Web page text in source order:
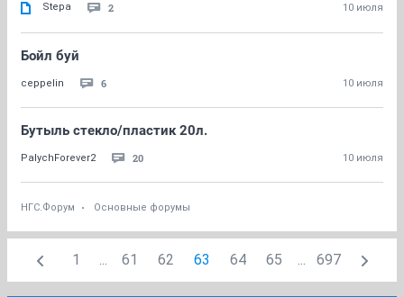
Stepa 2 10 июля
Бойл буй
ceppelin 6 10 июля
Бутыль стекло/пластик 20л.
PalychForever2 20 10 июля
НГС.Форум Основные форумы
1 ... 61 62 63 64 65 ... 697